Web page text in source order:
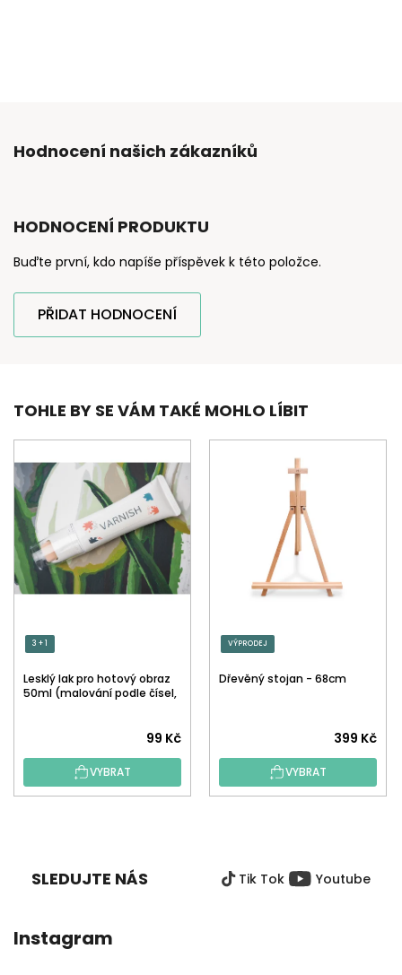
Hodnocení našich zákazníků
HODNOCENÍ PRODUKTU
Buďte první, kdo napíše příspěvek k této položce.
PŘIDAT HODNOCENÍ
TOHLE BY SE VÁM TAKÉ MOHLO LÍBIT
3 + 1
Lesklý lak pro hotový obraz
50ml (malování podle čísel,
hodnocení
produktu
je
hvězdiček.
99 Kč
VYBRAT
VÝPRODEJ
Dřevěný stojan - 68cm
399 Kč
VYBRAT
SLEDUJTE NÁS Tik Tok Youtube
Instagram